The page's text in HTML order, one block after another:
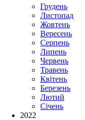
Грудень
Листопад
Жовтень
Вересень
Серпень
Липень
Червень
Травень
Квітень
Березень
Лютий
Січень
2022